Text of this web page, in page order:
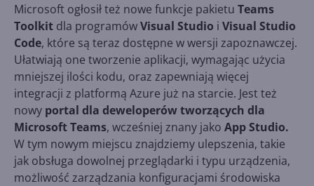
Microsoft ogłosił też nowe funkcje pakietu Teams
Toolkit dla programówVisual Studio i Visual Studio
Code, które są teraz dostępne w wersji zapoznawczej.
Ułatwiają one tworzenie aplikacji, wymagając użycia
mniejszej ilości kodu, oraz zapewniają więcej
integracji z platformą Azure już na starcie. Jest też
nowy portal dla deweloperów tworzących dla
Microsoft Teams, wcześniej znany jako App Studio.
W tym nowym miejscu znajdziemy ulepszenia, takie
jak obsługa dowolnej przeglądarki i typu urządzenia,
możliwość zarządzania konfiguracjami środowiska